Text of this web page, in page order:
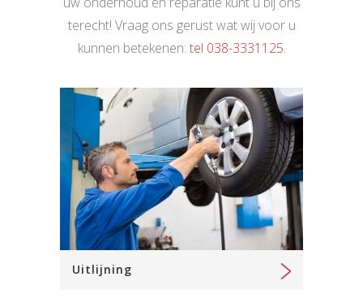
terecht! Vraag ons gerust wat wij voor u
kunnen betekenen: tel 038-3331125.
Uitlijning